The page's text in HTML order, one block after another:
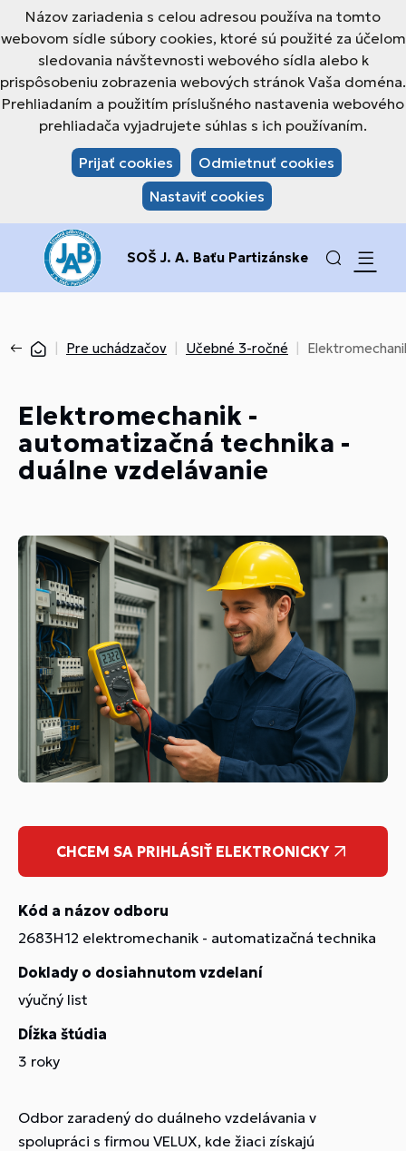
Názov zariadenia s celou adresou používa na tomto
webovom sídle súbory cookies, ktoré sú použité za účelom
sledovania návštevnosti webového sídla alebo k
prispôsobeniu zobrazenia webových stránok Vaša doména.
Prehliadaním a použitím príslušného nastavenia webového
prehliadača vyjadrujete súhlas s ich používaním.
Prijať cookies
Odmietnuť cookies
Nastaviť cookies
SOŠ J. A. Baťu Partizánske
Pre uchádzačov Učebné 3-ročné
Elektromechanik -
automatizačná technika -
duálne vzdelávanie
CHCEM SA PRIHLÁSIŤ ELEKTRONICKY
Kód a názov odboru
2683H12 elektromechanik - automatizačná technika
Doklady o dosiahnutom vzdelaní
výučný list
Dĺžka štúdia
3 roky
Odbor zaradený do duálneho vzdelávania v
spolupráci s firmou VELUX, kde žiaci získajú